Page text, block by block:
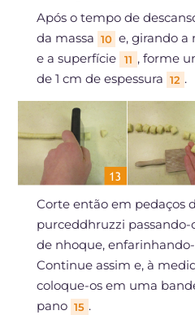
Após o tempo de
da massa 10 e, girando a
e a superfície
11 , forme
de 1 cm de espessura 12 .
Corte então em pedaços
purceddhruzzi
de nhoque,
Continue assim e, à
coloque-os em uma
pano 15 .